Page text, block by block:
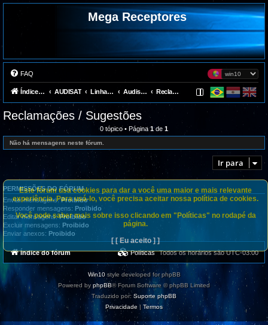
Mega Receptores
FAQ
Índice do fórum AUDISAT Linha antiga Audisat A1 Reclamações / Sugestões
Reclamações / Sugestões
0 tópico • Página1de 1
Não há mensagens neste fórum.
Ir para
PERMISSÕES DO FÓRUM
Enviar mensagens:Proibido
Responder mensagens: Proibido
Editar mensagens:Proibido
Excluir mensagens: Proibido
Enviar anexos: Proibido
Este fórum usa cookies para dar a você uma maior e mais relevante
experiência. Para usá-lo, você precisa aceitar nossa política de cookies.
Você pode saber mais sobre isso clicando em "Políticas" no rodapé da
página.
[ [ Eu aceito ] ]
Índice do fórum Todos os horários sãoUTC-03:00
Políticas
Win10style developed for phpBB
Powered by phpBB® Forum Software © phpBB Limited
Traduzido por: Suporte phpBB
Privacidade | Termos